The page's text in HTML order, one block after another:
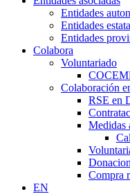
Entidades
Entidades
Entidades
Colabora
Voluntariado
Colaboración
RSE en
Medidas
Compra
EN